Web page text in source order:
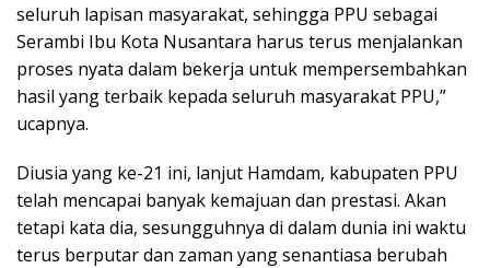
seluruh lapisan masyarakat, sehingga PPU sebagai
Serambi Ibu Kota Nusantara harus terus menjalankan
proses nyata dalam bekerja untuk mempersembahkan
hasil yang terbaik kepada seluruh masyarakat PPU,”
ucapnya.
Diusia yang ke-21 ini, lanjut Hamdam, kabupaten PPU
telah mencapai banyak kemajuan dan prestasi. Akan
tetapi kata dia, sesungguhnya di dalam dunia ini waktu
terus berputar dan zaman yang senantiasa berubah